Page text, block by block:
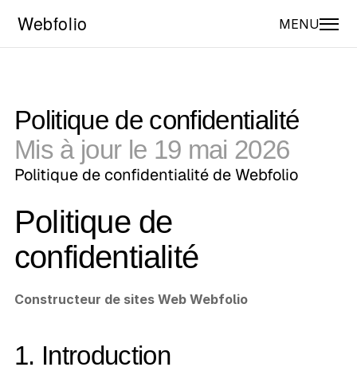
MENU
Politique de confidentialité
Mis à jour le 19 mai 2026
Politique de confidentialité de Webfolio
Politique de
confidentialité
Constructeur de sites Web Webfolio
1. Introduction